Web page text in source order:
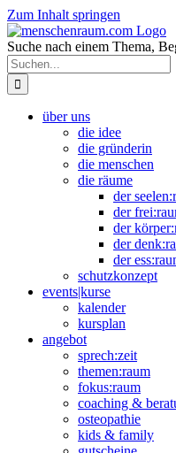
Zum Inhalt springen
Suche nach einem Thema,
über uns
die idee
die gründerin
die menschen
die räume
der
der
der
der
der
schutzkonzept
events|kurse
kalender
kursplan
angebot
sprech:zeit
themen:raum
fokus:raum
coaching &
osteopathie
kids & family